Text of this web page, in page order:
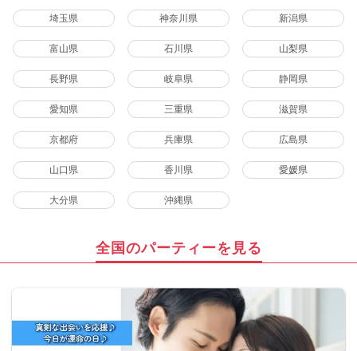
埼玉県 神奈川県 新潟県
富山県 石川県 山梨県
長野県 岐阜県 静岡県
愛知県 三重県 滋賀県
京都府 兵庫県 広島県
山口県 香川県 愛媛県
大分県 沖縄県
全国のパーティーを見る